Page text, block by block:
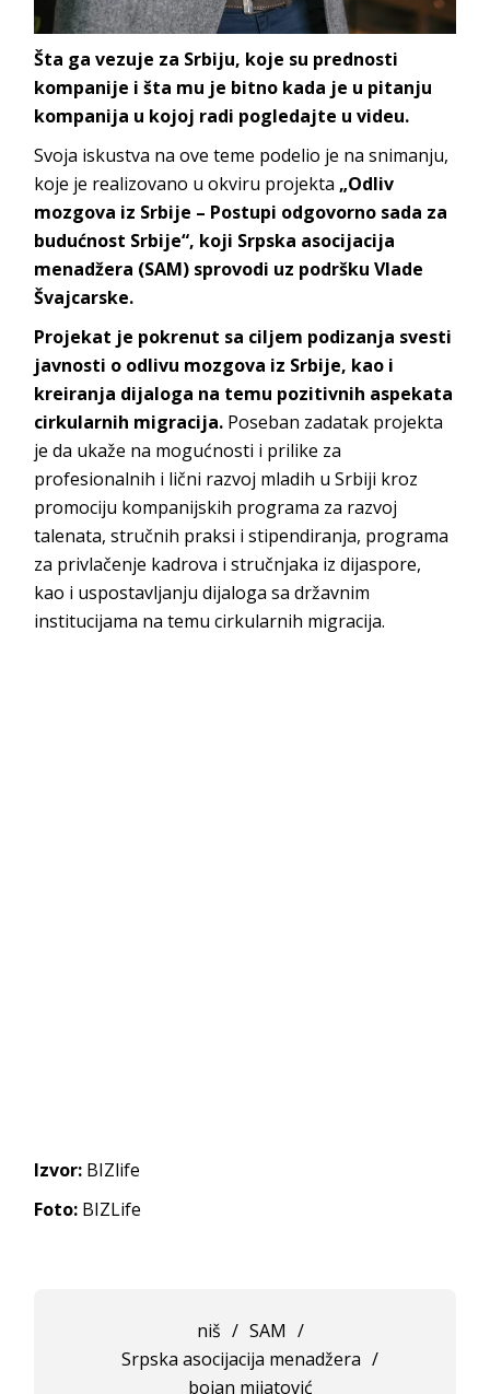
Šta ga vezuje za Srbiju, koje su prednosti
kompanije i šta mu je bitno kada je u pitanju
kompanija u kojoj radi pogledajte u videu.
Svoja iskustva na ove teme podelio je na snimanju,
koje je realizovano u okviru projekta „Odliv
mozgova iz Srbije – Postupi odgovorno sada za
budućnost Srbije“, koji Srpska asocijacija
menadžera (SAM) sprovodi uz podršku Vlade
Švajcarske.
Projekat je pokrenut sa ciljem podizanja svesti
javnosti o odlivu mozgova iz Srbije, kao i
kreiranja dijaloga na temu pozitivnih aspekata
cirkularnih migracija. Poseban zadatak projekta
je da ukaže na mogućnosti i prilike za
profesionalnih i lični razvoj mladih u Srbiji kroz
promociju kompanijskih programa za razvoj
talenata, stručnih praksi i stipendiranja, programa
za privlačenje kadrova i stručnjaka iz dijaspore,
kao i uspostavljanju dijaloga sa državnim
institucijama na temu cirkularnih migracija.
Izvor: BIZlife
Foto: BIZLife
niš / SAM /
Srpska asocijacija menadžera /
bojan mijatović